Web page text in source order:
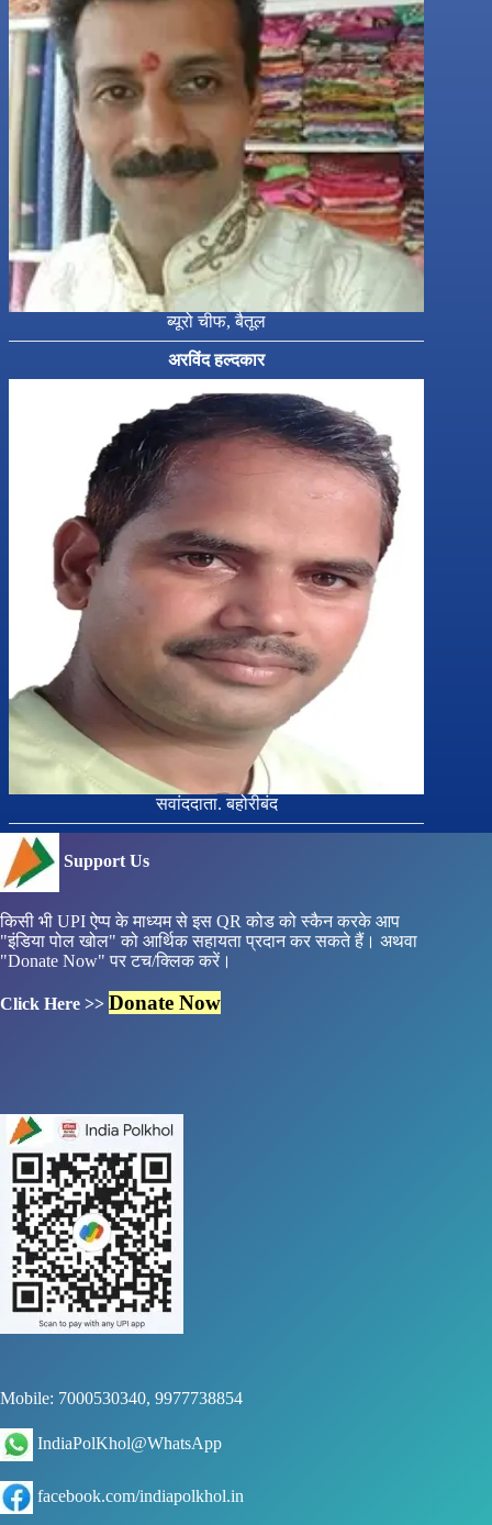
ब्यूरो चीफ, बैतूल
अरविंद हल्दकार
सवांददाता. बहोरीबंद
Support Us
किसी भी UPI ऐप्प के माध्यम से इस QR कोड को स्कैन करके आप
"इंडिया पोल खोल" को आर्थिक सहायता प्रदान कर सकते हैं। अथवा
"Donate Now" पर टच/क्लिक करें।
Click Here >> Donate Now
Mobile: 7000530340, 9977738854
IndiaPolKhol@WhatsApp
facebook.com/indiapolkhol.in